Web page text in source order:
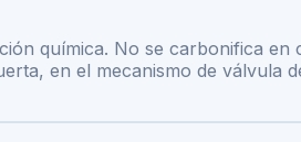
química. No se carbonifica en
en el mecanismo de válvula